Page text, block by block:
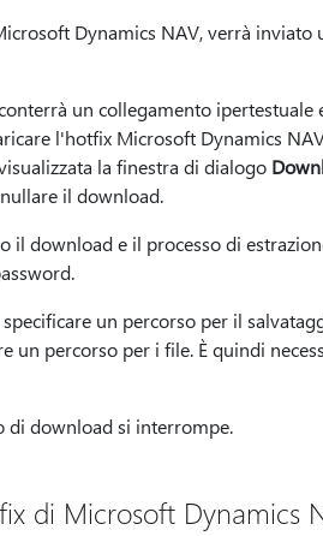
Dynamics NAV, verrà
un collegamento ipertestuale
l'hotfix Microsoft Dynamics
la finestra di dialogo
il download.
il download e il processo di
specificare un percorso per il
un percorso per i file. È quindi
di download si interrompe.
di Microsoft Dynamics